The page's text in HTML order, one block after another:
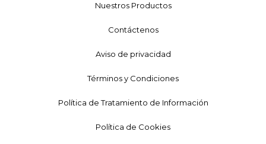
Nuestros Productos
Contáctenos
Aviso de privacidad
Términos y Condiciones
Política de Tratamiento de Información
Política de Cookies